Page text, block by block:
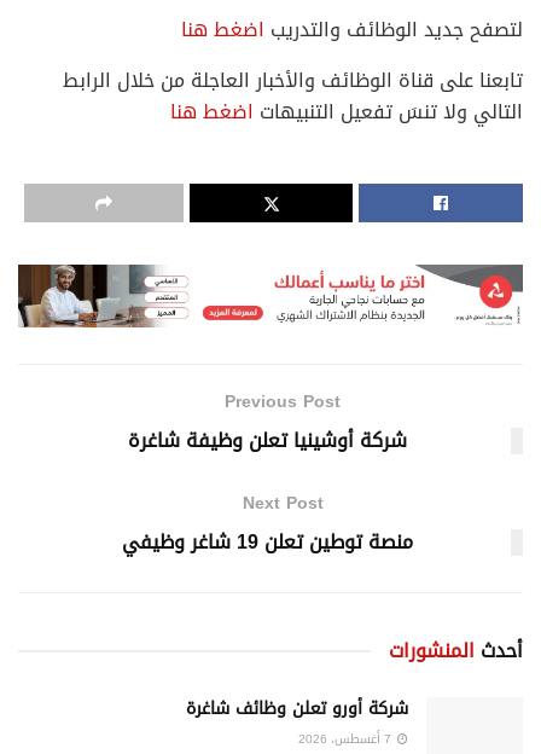
لتصفح جديد الوظائف والتدريب اضغط هنا
تابعنا على قناة الوظائف والأخبار العاجلة من خلال الرابط
التالي ولا تنسَ تفعيل التنبيهات اضغط هنا
Previous Post
شركة أوشينيا تعلن وظيفة شاغرة
Next Post
منصة توطين تعلن 19 شاغر وظيفي
أحدث المنشورات
شركة أورو تعلن وظائف شاغرة